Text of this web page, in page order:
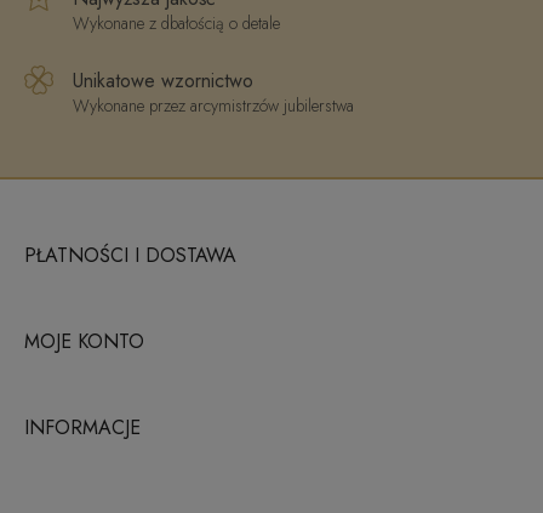
Wykonane z dbałością o detale
Unikatowe wzornictwo
Wykonane przez arcymistrzów jubilerstwa
PŁATNOŚCI I DOSTAWA
MOJE KONTO
INFORMACJE